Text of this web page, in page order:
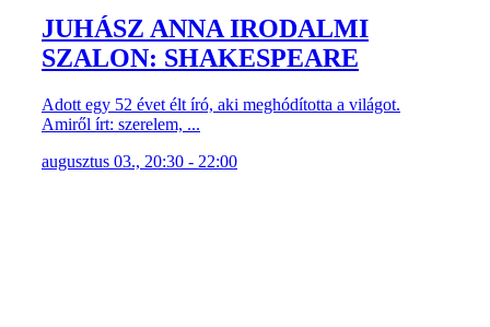
JUHÁSZ ANNA IRODALMI
SZALON: SHAKESPEARE
Adott egy 52 évet élt író, aki meghódította a világot.
Amiről írt: szerelem, ...
augusztus 03., 20:30 - 22:00